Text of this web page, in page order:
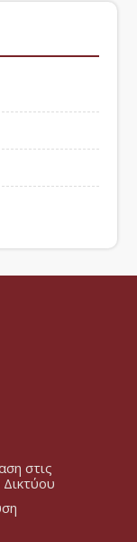
στις